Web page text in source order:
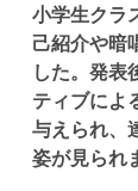
小学生クラ
己紹介や暗
した。発表
ティブによ
与えられ、
姿が見られ